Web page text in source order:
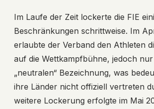
Im Laufe der Zeit lockerte die FIE
Beschränkungen schrittweise. Im
erlaubte der Verband den Athleten
auf die Wettkampfbühne, jedoch
„neutralen“ Bezeichnung, was
ihre Länder nicht offiziell vertreten
weitere Lockerung erfolgte im Mai